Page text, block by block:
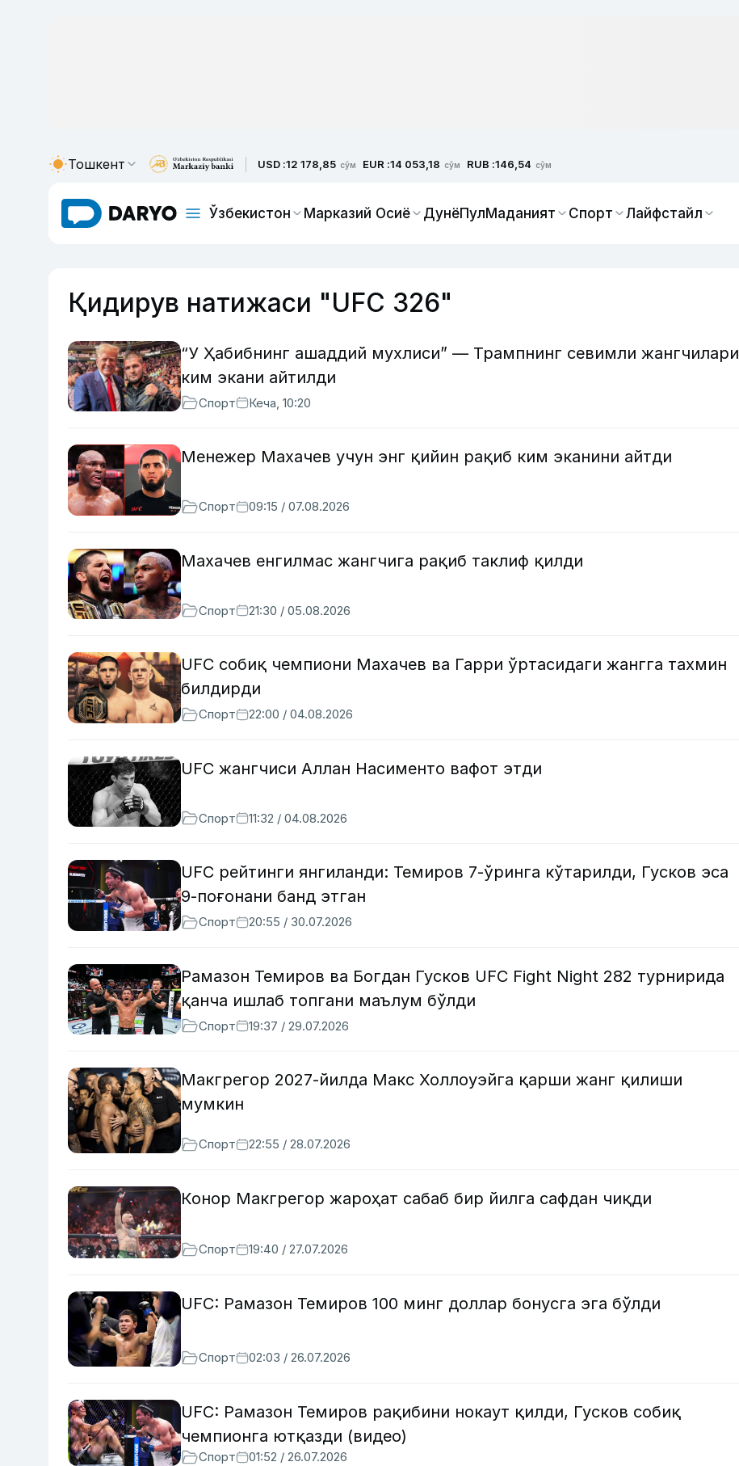
Тошкент USD :12 178,85 сўм EUR :14 053,18 сўм RUB :146,54 сўм
Ўзбекистон Марказий Осиё ДунёПулМаданият Спорт Лайфстайл
Қидирув натижаси "UFC 326"
“У Ҳабибнинг ашаддий мухлиси” — Трампнинг севимли жангчилари
ким экани айтилди
Спорт Кеча, 10:20
Менежер Махачев учун энг қийин рақиб ким эканини айтди
Спорт 09:15 / 07.08.2026
Махачев енгилмас жангчига рақиб таклиф қилди
Спорт 21:30 / 05.08.2026
UFC собиқ чемпиони Махачев ва Гарри ўртасидаги жангга тахмин
билдирди
Спорт 22:00 / 04.08.2026
UFC жангчиси Аллан Насименто вафот этди
Спорт 11:32 / 04.08.2026
UFC рейтинги янгиланди: Темиров 7-ўринга кўтарилди, Гусков эса
9-поғонани банд этган
Спорт 20:55 / 30.07.2026
Рамазон Темиров ва Богдан Гусков UFC Fight Night 282 турнирида
қанча ишлаб топгани маълум бўлди
Спорт 19:37 / 29.07.2026
Макгрегор 2027-йилда Макс Холлоуэйга қарши жанг қилиши
мумкин
Спорт 22:55 / 28.07.2026
Конор Макгрегор жароҳат сабаб бир йилга сафдан чиқди
Спорт 19:40 / 27.07.2026
UFC: Рамазон Темиров 100 минг доллар бонусга эга бўлди
Спорт 02:03 / 26.07.2026
UFC: Рамазон Темиров рақибини нокаут қилди, Гусков собиқ
чемпионга ютқазди (видео)
Спорт 01:52 / 26.07.2026